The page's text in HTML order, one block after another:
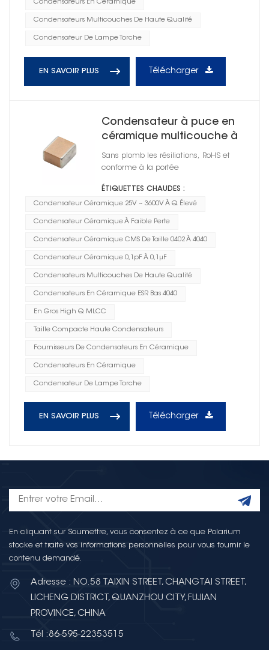
Condensateurs En Céramique
Condensateurs Multicouches De Haute Qualité
Condensateur De Lampe Torche
EN SAVOIR PLUS Télécharger
Condensateur à puce en
céramique multicouche à
Q élevé 4040
Sans plomb les résiliations, RoHS et
conforme à la portée
ÉTIQUETTES CHAUDES :
Condensateur Céramique 25V ~ 3600V À Q Élevé
Condensateur Céramique À Faible Perte
Condensateur Céramique CMS De Taille 0402 À 4040
Condensateur Céramique 0,1pF À 0,1μF
Condensateurs Multicouches De Haute Qualité
Condensateurs En Céramique ESR Bas 4040
En Gros High Q MLCC
Taille Compacte Haute Condensateurs
Fournisseurs De Condensateurs En Céramique
Condensateurs En Céramique
Condensateur De Lampe Torche
EN SAVOIR PLUS Télécharger
En cliquant sur Soumettre, vous consentez à ce que Polarium
stocke et traite vos informations personnelles pour vous fournir le
contenu demandé.
Adresse : NO.58 TAIXIN STREET, CHANGTAI STREET,
LICHENG DISTRICT, QUANZHOU CITY, FUJIAN
PROVINCE, CHINA
Tél :86-595-22353515